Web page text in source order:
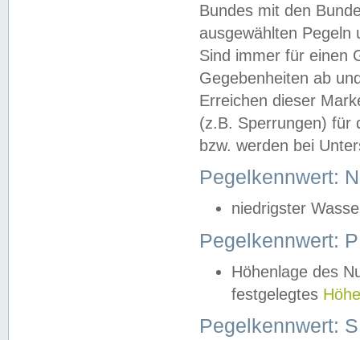
Bundes mit den
ausgewählten
Sind immer für einen
Gegebenheiten ab
Erreichen dieser
(z.B. Sperrungen) für
bzw. werden bei
Pegelkennwert:
niedrigster
Pegelkennwert:
Höhenlage des
festgelegtes
Pegelkennwert: